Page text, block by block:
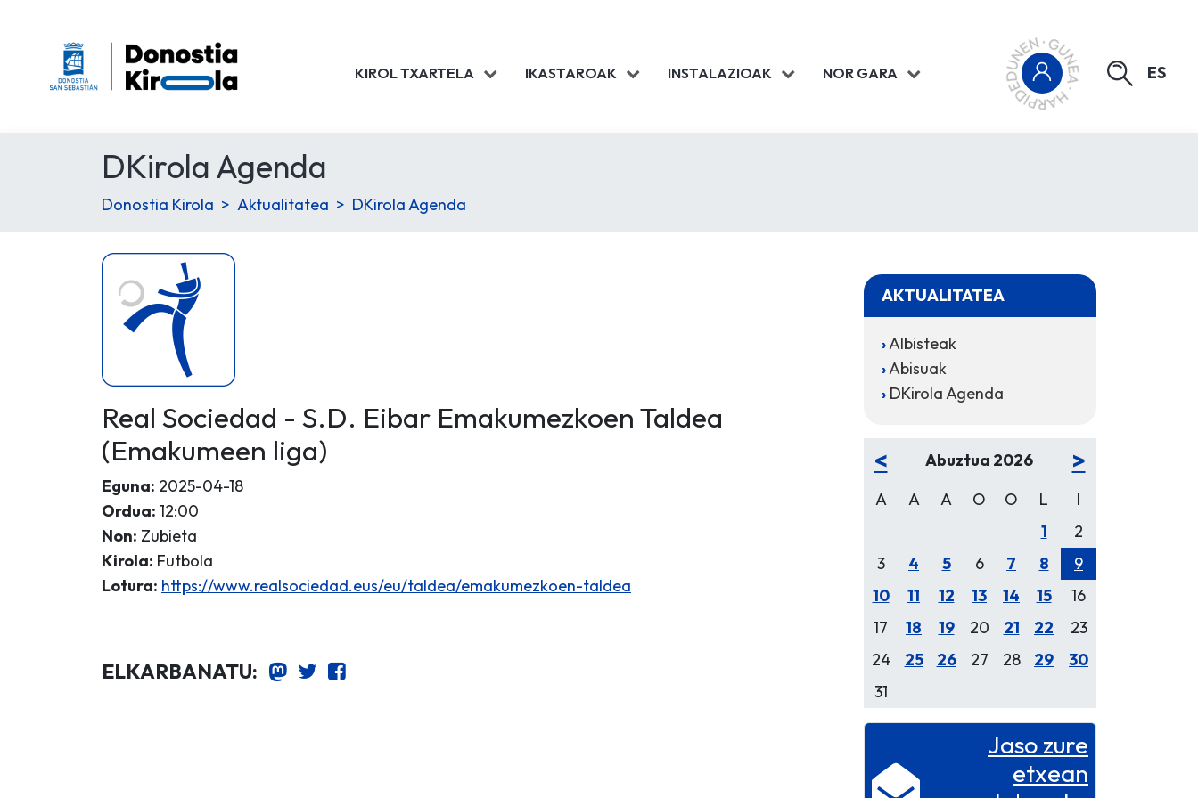
KIROL TXARTELA IKASTAROAK INSTALAZIOAK NOR GARA ES
DKirola Agenda
Donostia Kirola Aktualitatea DKirola Agenda
Real Sociedad - S.D. Eibar Emakumezkoen Taldea
(Emakumeen liga)
Eguna: 2025-04-18
Ordua: 12:00
Non: Zubieta
Kirola: Futbola
Lotura: https://www.realsociedad.eus/eu/taldea/emakumezkoen-taldea
ELKARBANATU:
AKTUALITATEA
Albisteak
Abisuak
DKirola Agenda
< Abuztua 2026 >
A A A O O L
I
1
2
3
4 5 6 7 8
9
10
11 12 13 14 15
16
17
18 19 20 21 22
23
24
25 26 27 28 29
30
31
Jaso zure
etxean